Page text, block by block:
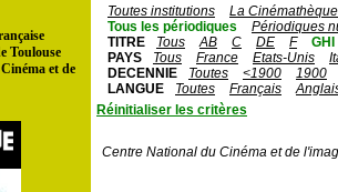
Toulouse
et de
Toutes institutions
La
Tous les périodiques
Périodiques
TITRE
Tous AB C DE F
GHI
PAYS
Tous France Etats-Unis
DECENNIE
Toutes <1900
1900
LANGUE
Toutes Français
Réinitialiser les critères
Centre National du Cinéma et de